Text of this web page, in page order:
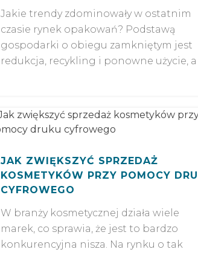
Jakie trendy zdominowały w ostatnim
czasie rynek opakowań? Podstawą
gospodarki o obiegu zamkniętym jest
redukcja, recykling i ponowne użycie, a
JAK ZWIĘKSZYĆ SPRZEDAŻ
KOSMETYKÓW PRZY POMOCY
CYFROWEGO
W branży kosmetycznej działa wiele
marek, co sprawia, że jest to bardzo
konkurencyjna nisza. Na rynku o tak